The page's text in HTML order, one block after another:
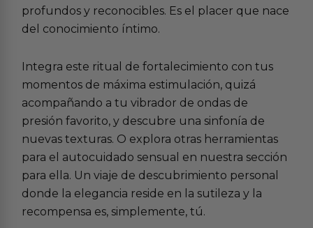
profundos y reconocibles. Es el placer que nace
del conocimiento íntimo.
Integra este ritual de fortalecimiento con tus
momentos de máxima estimulación, quizá
acompañando a tuvibrador de ondas de
presión favorito, y descubre una sinfonía de
nuevas texturas. O explora otras herramientas
para el autocuidado sensual en nuestra sección
para ella. Un viaje de descubrimiento personal
donde la elegancia reside en la sutileza y la
recompensa es, simplemente, tú.